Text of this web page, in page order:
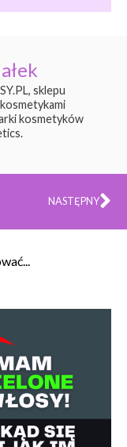
sklepu
kosmetyków
NASTĘPNY